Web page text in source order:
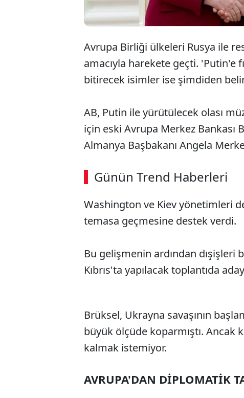
Avrupa Birliği ülkeleri Rusya ile
amacıyla harekete geçti. 'Putin'e
bitirecek isimler ise şimdiden
AB, Putin ile yürütülecek olası
için eski Avrupa Merkez Bankası
Almanya Başbakanı Angela
Günün Trend Haberleri
00:02 / 08:43
Washington ve Kiev yönetimleri
temasa geçmesine destek verdi.
Bu gelişmenin ardından dışişleri
Kıbrıs'ta yapılacak toplantıda
Brüksel, Ukrayna savaşının
büyük ölçüde koparmıştı. Ancak
kalmak istemiyor.
AVRUPA'DAN DİPLOMATİK